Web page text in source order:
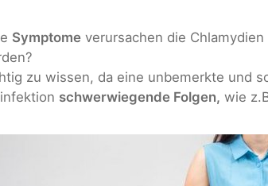
Symptome verursachen die
zu wissen, da eine unbemerkte und
schwerwiegende Folgen, wie